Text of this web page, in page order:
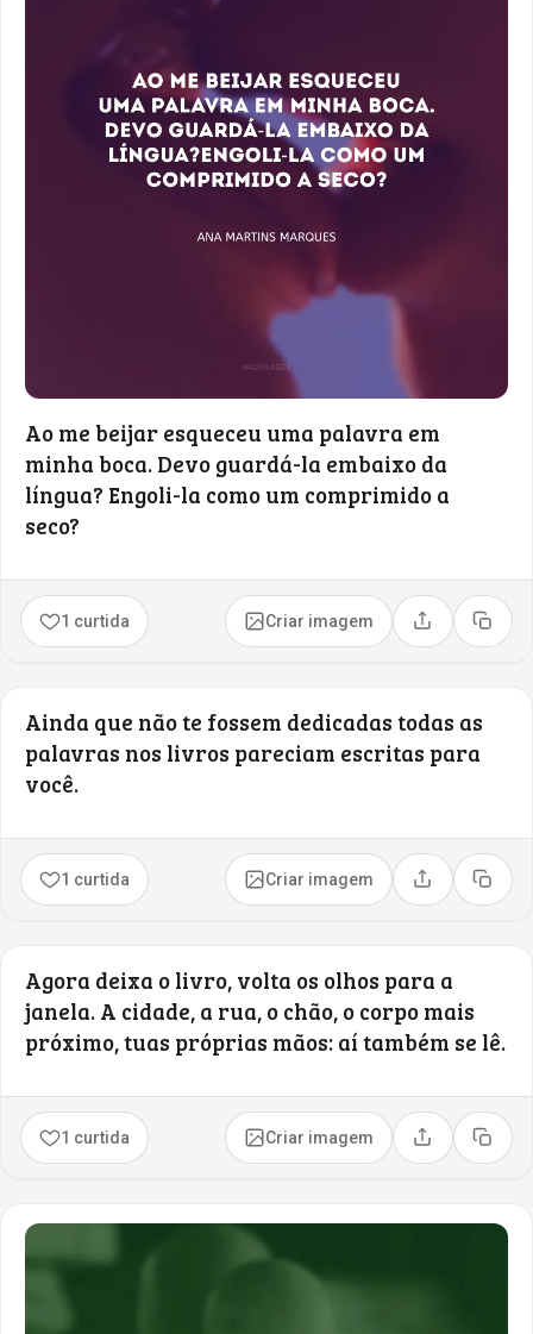
Ao me beijar esqueceu uma palavra em
minha boca. Devo guardá-la embaixo da
língua? Engoli-la como um comprimido a
seco?
1 curtida Criar imagem Compartilhar
Copiar
Ainda que não te fossem dedicadas todas as
palavras nos livros pareciam escritas para
você.
1 curtida Criar imagem Compartilhar
Copiar
Agora deixa o livro, volta os olhos para a
janela. A cidade, a rua, o chão, o corpo mais
próximo, tuas próprias mãos: aí também se lê.
1 curtida Criar imagem Compartilhar
Copiar